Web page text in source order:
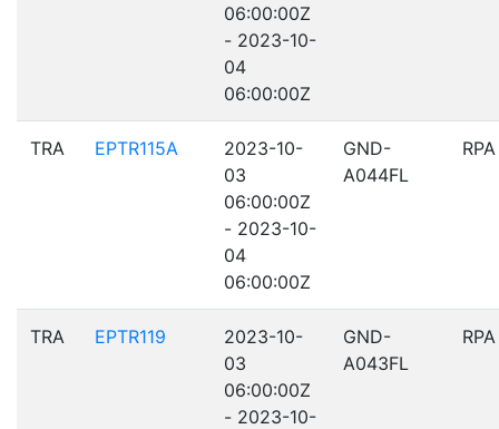
06:00:00Z
- 2023-10-
04
06:00:00Z
TRA EPTR115A
2023-10-
03
06:00:00Z
- 2023-10-
04
06:00:00Z
GND-
A044FL
RPA
TRA EPTR119
2023-10-
03
06:00:00Z
- 2023-10-
GND-
A043FL
RPA